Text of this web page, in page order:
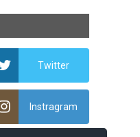
Twitter
Instragram